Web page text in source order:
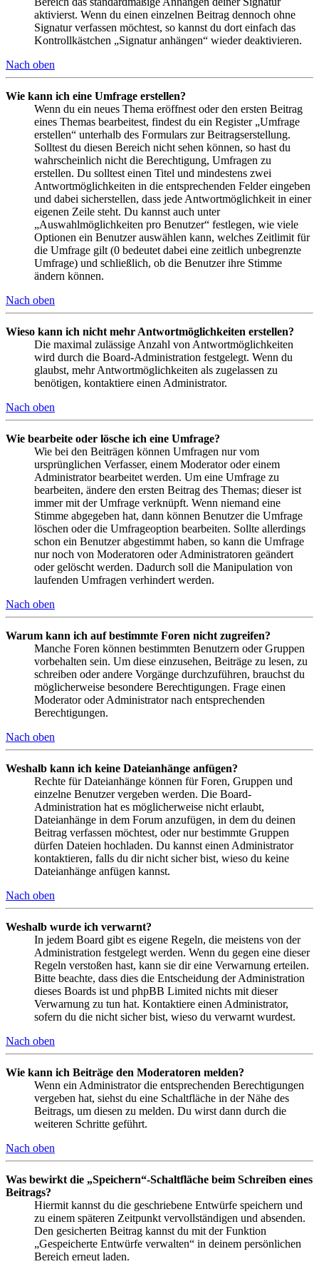
aktivierst. Wenn du einen einzelnen Beitrag dennoch ohne
Signatur verfassen möchtest, so kannst du dort einfach das
Kontrollkästchen „Signatur anhängen“ wieder deaktivieren.
Nach oben
Wie kann ich eine Umfrage erstellen?
Wenn du ein neues Thema eröffnest oder den ersten Beitrag
eines Themas bearbeitest, findest du ein Register „Umfrage
erstellen“ unterhalb des Formulars zur Beitragserstellung.
Solltest du diesen Bereich nicht sehen können, so hast du
wahrscheinlich nicht die Berechtigung, Umfragen zu
erstellen. Du solltest einen Titel und mindestens zwei
Antwortmöglichkeiten in die entsprechenden Felder eingeben
und dabei sicherstellen, dass jede Antwortmöglichkeit in einer
eigenen Zeile steht. Du kannst auch unter
„Auswahlmöglichkeiten pro Benutzer“ festlegen, wie viele
Optionen ein Benutzer auswählen kann, welches Zeitlimit für
die Umfrage gilt (0 bedeutet dabei eine zeitlich unbegrenzte
Umfrage) und schließlich, ob die Benutzer ihre Stimme
ändern können.
Nach oben
Wieso kann ich nicht mehr Antwortmöglichkeiten erstellen?
Die maximal zulässige Anzahl von Antwortmöglichkeiten
wird durch die Board-Administration festgelegt. Wenn du
glaubst, mehr Antwortmöglichkeiten als zugelassen zu
benötigen, kontaktiere einen Administrator.
Nach oben
Wie bearbeite oder lösche ich eine Umfrage?
Wie bei den Beiträgen können Umfragen nur vom
ursprünglichen Verfasser, einem Moderator oder einem
Administrator bearbeitet werden. Um eine Umfrage zu
bearbeiten, ändere den ersten Beitrag des Themas; dieser ist
immer mit der Umfrage verknüpft. Wenn niemand eine
Stimme abgegeben hat, dann können Benutzer die Umfrage
löschen oder die Umfrageoption bearbeiten. Sollte allerdings
schon ein Benutzer abgestimmt haben, so kann die Umfrage
nur noch von Moderatoren oder Administratoren geändert
oder gelöscht werden. Dadurch soll die Manipulation von
laufenden Umfragen verhindert werden.
Nach oben
Warum kann ich auf bestimmte Foren nicht zugreifen?
Manche Foren können bestimmten Benutzern oder Gruppen
vorbehalten sein. Um diese einzusehen, Beiträge zu lesen, zu
schreiben oder andere Vorgänge durchzuführen, brauchst du
möglicherweise besondere Berechtigungen. Frage einen
Moderator oder Administrator nach entsprechenden
Berechtigungen.
Nach oben
Weshalb kann ich keine Dateianhänge anfügen?
Rechte für Dateianhänge können für Foren, Gruppen und
einzelne Benutzer vergeben werden. Die Board-
Administration hat es möglicherweise nicht erlaubt,
Dateianhänge in dem Forum anzufügen, in dem du deinen
Beitrag verfassen möchtest, oder nur bestimmte Gruppen
dürfen Dateien hochladen. Du kannst einen Administrator
kontaktieren, falls du dir nicht sicher bist, wieso du keine
Dateianhänge anfügen kannst.
Nach oben
Weshalb wurde ich verwarnt?
In jedem Board gibt es eigene Regeln, die meistens von der
Administration festgelegt werden. Wenn du gegen eine dieser
Regeln verstoßen hast, kann sie dir eine Verwarnung erteilen.
Bitte beachte, dass dies die Entscheidung der Administration
dieses Boards ist und phpBB Limited nichts mit dieser
Verwarnung zu tun hat. Kontaktiere einen Administrator,
sofern du die nicht sicher bist, wieso du verwarnt wurdest.
Nach oben
Wie kann ich Beiträge den Moderatoren melden?
Wenn ein Administrator die entsprechenden Berechtigungen
vergeben hat, siehst du eine Schaltfläche in der Nähe des
Beitrags, um diesen zu melden. Du wirst dann durch die
weiteren Schritte geführt.
Nach oben
Was bewirkt die „Speichern“-Schaltfläche beim Schreiben eines
Beitrags?
Hiermit kannst du die geschriebene Entwürfe speichern und
zu einem späteren Zeitpunkt vervollständigen und absenden.
Den gesicherten Beitrag kannst du mit der Funktion
„Gespeicherte Entwürfe verwalten“ in deinem persönlichen
Bereich erneut laden.